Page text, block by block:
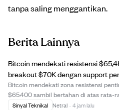
tanpa saling menggantikan.
Berita Lainnya
Bitcoin mendekati resistensi
breakout $70K dengan support
Bitcoin mendekati zona resistensi
$65.400 sambil bertahan di atas rata-
200-hari mingguan sekitar $63.800.
Sinyal Teknikal Netral · 4 jam lalu